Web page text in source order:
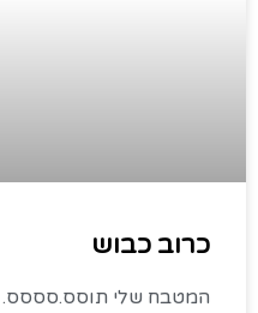
כרוב כבוש
המטבח שלי תוסס.סססס.